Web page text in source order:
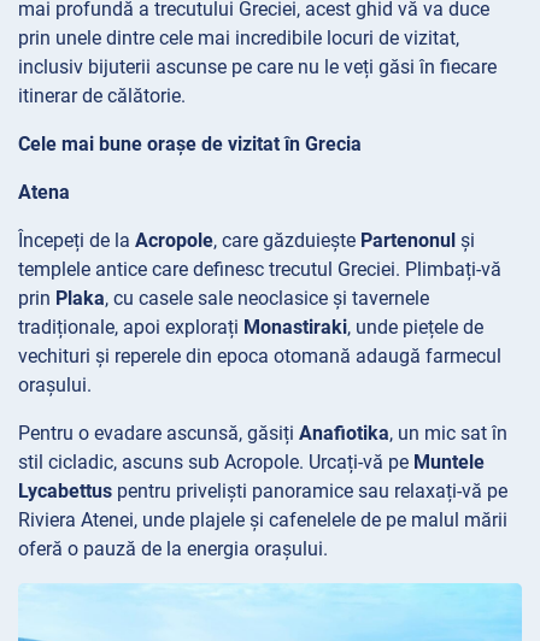
mai profundă a trecutului Greciei, acest ghid vă va duce
prin unele dintre cele mai incredibile locuri de vizitat,
inclusiv bijuterii ascunse pe care nu le veți găsi în fiecare
itinerar de călătorie.
Cele mai bune orașe de vizitat în Grecia
Atena
Începeți de la Acropole, care găzduiește Partenonul și
templele antice care definesc trecutul Greciei. Plimbați-vă
prin Plaka, cu casele sale neoclasice și tavernele
tradiționale, apoi explorați Monastiraki, unde piețele de
vechituri și reperele din epoca otomană adaugă farmecul
orașului.
Pentru o evadare ascunsă, găsiți Anafiotika, un mic sat în
stil cicladic, ascuns sub Acropole. Urcați-vă pe Muntele
Lycabettus pentru priveliști panoramice sau relaxați-vă pe
Riviera Atenei, unde plajele și cafenelele de pe malul mării
oferă o pauză de la energia orașului.